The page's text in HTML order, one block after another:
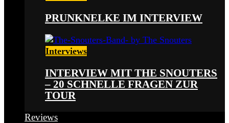
PRUNKNELKE IM INTERVIEW
Interviews
INTERVIEW MIT THE SNOUTERS
– 20 SCHNELLE FRAGEN ZUR
TOUR
Reviews